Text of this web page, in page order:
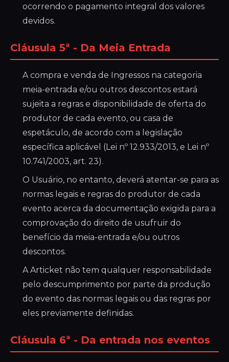
ocorrendo o pagamento integral dos valores
devidos.
Cláusula 5ª - Da Meia Entrada
A compra e venda de Ingressos na categoria
meia-entrada e/ou outros descontos estará
sujeita a regras e disponibilidade de oferta do
produtor de cada evento, ou casa de
espetáculo, de acordo com a legislação
específica aplicável (Lei nº 12.933/2013, e Lei nº
10.741/2003, art. 23).
O Usuário, no entanto, deverá atentar-se para as
normas legais e regras do produtor de cada
evento acerca da documentação exigida para a
comprovação do direito de usufruir do
benefício da meia-entrada e/ou outros
descontos.
A Articket não tem qualquer responsabilidade
pelo descumprimento por parte da produção
do evento das normas legais ou das regras por
eles previamente definidas.
Cláusula 6ª - Da entrada nos eventos